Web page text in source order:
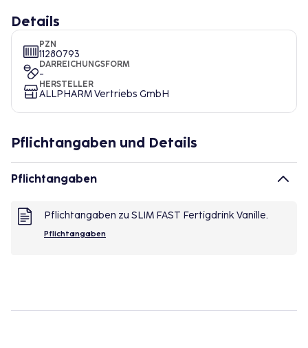
Details
PZN
11280793
DARREICHUNGSFORM
-
HERSTELLER
ALLPHARM Vertriebs GmbH
Pflichtangaben und Details
Pflichtangaben
Pflichtangaben zu SLIM FAST Fertigdrink Vanille.
Pflichtangaben